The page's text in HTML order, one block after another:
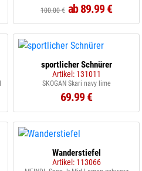
100.00 € ab 89.99 €
sportlicher Schnürer
Artikel: 131011
SKOGAN Skari navy lime
69.99 €
Wanderstiefel
Artikel: 113066